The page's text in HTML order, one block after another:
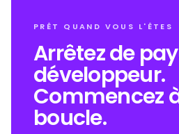
PRÊT QUAND VOUS L'ÊTES
Arrêtez de
développeur.
Commencez
boucle.